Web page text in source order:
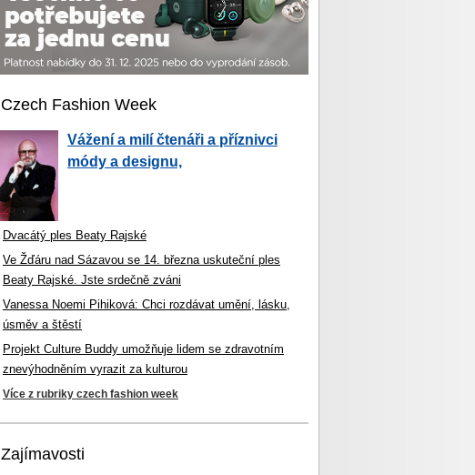
Czech Fashion Week
Vážení a milí čtenáři a příznivci
módy a designu,
Dvacátý ples Beaty Rajské
Ve Žďáru nad Sázavou se 14. března uskuteční ples
Beaty Rajské. Jste srdečně zváni
Vanessa Noemi Pihiková: Chci rozdávat umění, lásku,
úsměv a štěstí
Projekt Culture Buddy umožňuje lidem se zdravotním
znevýhodněním vyrazit za kulturou
Více z rubriky czech fashion week
Zajímavosti